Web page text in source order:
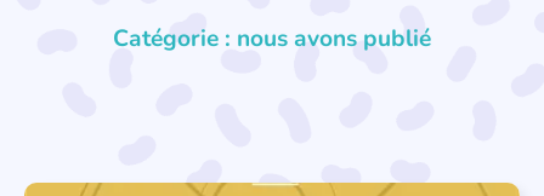
Catégorie : nous avons publié